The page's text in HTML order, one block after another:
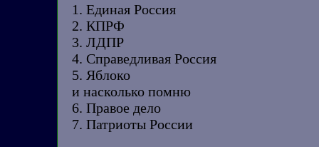
1. Единая Россия
2. КПРФ
3. ЛДПР
4. Справедливая Россия
5. Яблоко
и насколько помню
6. Правое дело
7. Патриоты России